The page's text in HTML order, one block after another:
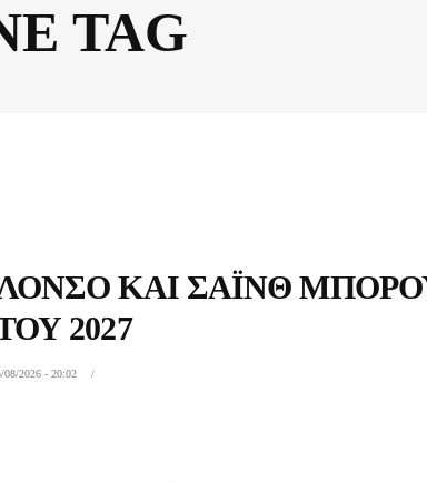
TAG
ΚΑΙ ΣΆΙΝΘ
2027
08/2026 - 20:02